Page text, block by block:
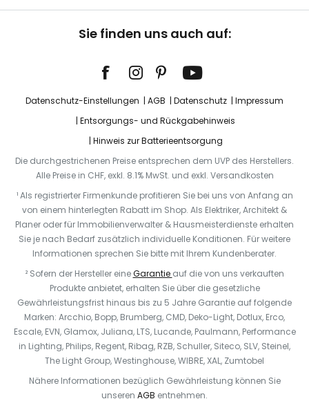
Sie finden uns auch auf:
Datenschutz-Einstellungen AGB Datenschutz
Impressum
Entsorgungs- und Rückgabehinweis
Hinweis zur Batterieentsorgung
Die durchgestrichenen Preise entsprechen dem UVP des Herstellers.
Alle Preise in CHF, exkl. 8.1% MwSt. und exkl. Versandkosten
¹ Als registrierter Firmenkunde profitieren Sie bei uns von Anfang an
von einem hinterlegten Rabatt im Shop. Als Elektriker, Architekt &
Planer oder für Immobilienverwalter & Hausmeisterdienste erhalten
Sie je nach Bedarf zusätzlich individuelle Konditionen. Für weitere
Informationen sprechen Sie bitte mit Ihrem Kundenberater.
² Sofern der Hersteller eineGarantie auf die von uns verkauften
Produkte anbietet, erhalten Sie über die gesetzliche
Gewährleistungsfrist hinaus bis zu 5 Jahre Garantie auf folgende
Marken: Arcchio, Bopp, Brumberg, CMD, Deko-Light, Dotlux, Erco,
Escale, EVN, Glamox, Juliana, LTS, Lucande, Paulmann, Performance
in Lighting, Philips, Regent, Ribag, RZB, Schuller, Siteco, SLV, Steinel,
The Light Group, Westinghouse, WIBRE, XAL, Zumtobel
Nähere Informationen bezüglich Gewährleistung können Sie
unseren AGB entnehmen.